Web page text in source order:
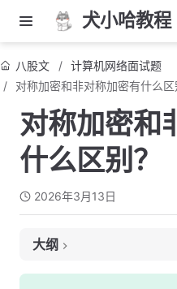
犬小哈教程
八股文
计算机网络面试题
对称加密和非对称加密有什么区
对称加密和
什么区别？
2026年3月13日
大纲
面试考察点